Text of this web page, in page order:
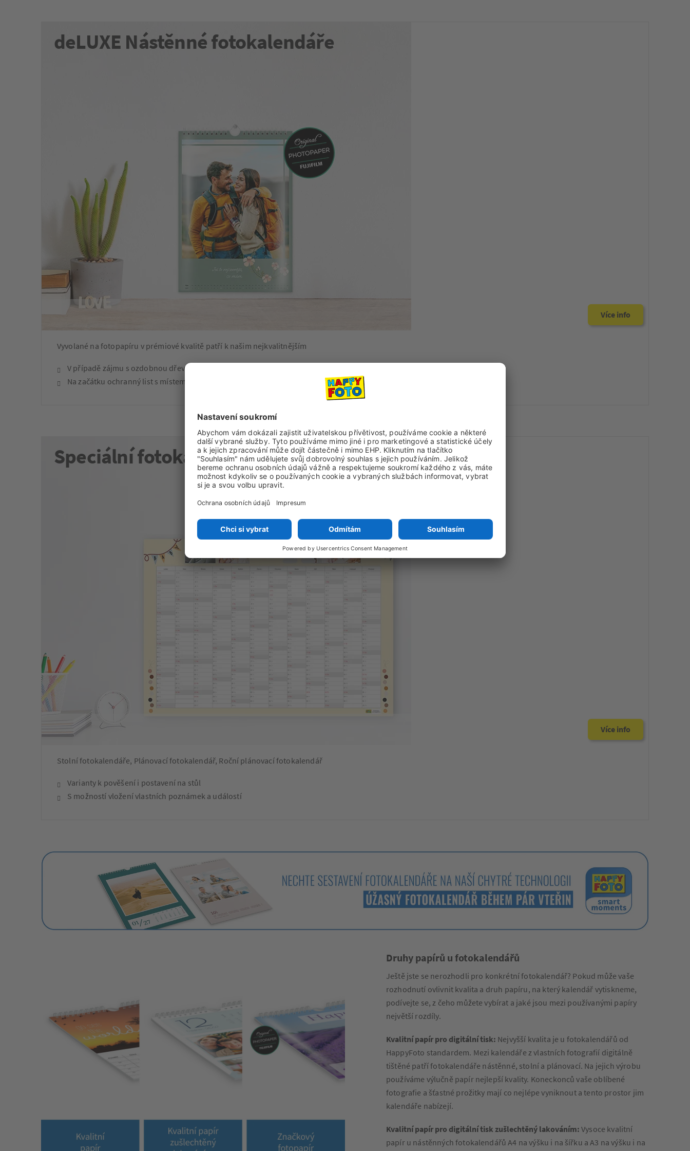
deLUXE Nástěnné fotokalendáře
Více info
Vyvolané na fotopapíru v prémiové kvalitě patří k našim nejkvalitnějším
V případě zájmu s ozdobnou dřevěnou lištou
Na začátku ochranný list s místem pro věnování
Speciální fotokalendáře
Více info
Stolní fotokalendáře, Plánovací fotokalendář, Roční plánovací fotokalendář
Varianty k pověšení i postavení na stůl
S možností vložení vlastních poznámek a událostí
Druhy papírů u fotokalendářů
Ještě jste se nerozhodli pro konkrétní fotokalendář? Pokud může vaše
rozhodnutí ovlivnit kvalita a druh papíru, na který kalendář vytiskneme,
podívejte se, z čeho můžete vybírat a jaké jsou mezi používanými papíry
největší rozdíly.
Kvalitní papír pro digitální tisk: Nejvyšší kvalita je u fotokalendářů od
HappyFoto standardem. Mezi kalendáře z vlastních fotografií digitálně
tištěné patří fotokalendáře nástěnné, stolní a plánovací. Na jejich výrobu
používáme výlučně papír nejlepší kvality. Koneckonců vaše oblíbené
fotografie a šťastné prožitky mají co nejlépe vyniknout a tento prostor jim
kalendáře nabízejí.
Kvalitní papír pro digitální tisk zušlechtěný lakováním: Vysoce kvalitní
papír u nástěnných fotokalendářů A4 na výšku i na šířku a A3 na výšku i na